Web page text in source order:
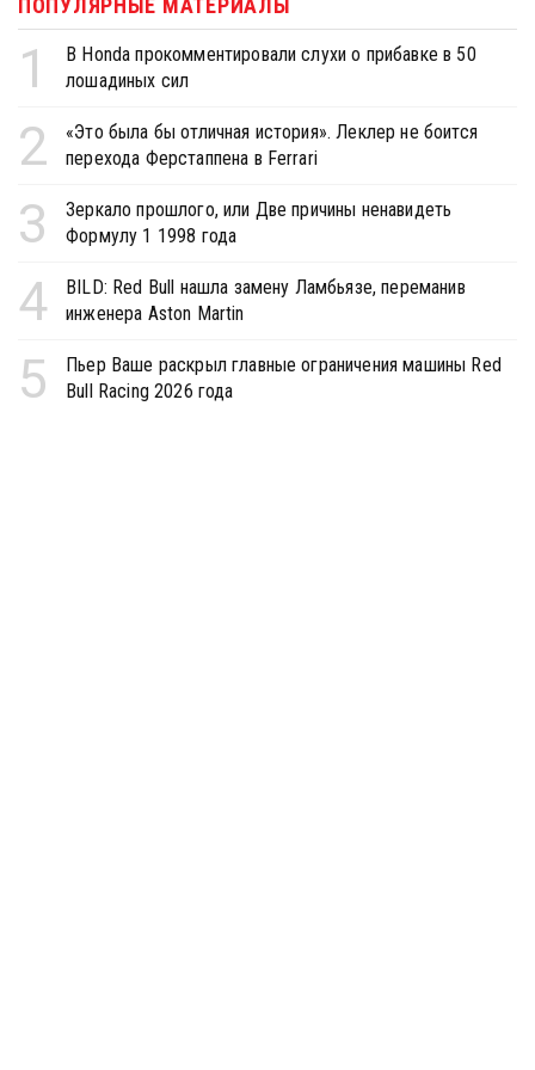
ПОПУЛЯРНЫЕ МАТЕРИАЛЫ
1
В Honda прокомментировали слухи о прибавке в 50
лошадиных сил
2
«Это была бы отличная история». Леклер не боится
перехода Ферстаппена в Ferrari
3
Зеркало прошлого, или Две причины ненавидеть
Формулу 1 1998 года
4
BILD: Red Bull нашла замену Ламбьязе, переманив
инженера Aston Martin
5
Пьер Ваше раскрыл главные ограничения машины Red
Bull Racing 2026 года